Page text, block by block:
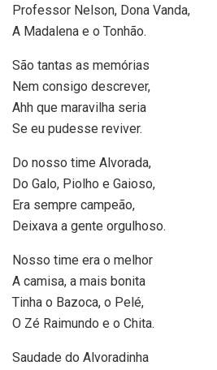
Professor Nelson, Dona Vanda,
A Madalena e o Tonhão.
São tantas as memórias
Nem consigo descrever,
Ahh que maravilha seria
Se eu pudesse reviver.
Do nosso time Alvorada,
Do Galo, Piolho e Gaioso,
Era sempre campeão,
Deixava a gente orgulhoso.
Nosso time era o melhor
A camisa, a mais bonita
Tinha o Bazoca, o Pelé,
O Zé Raimundo e o Chita.
Saudade do Alvoradinha